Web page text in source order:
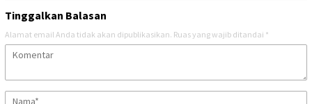
Tinggalkan Balasan
Alamat email Anda tidak akan dipublikasikan. Ruas yang wajib ditandai *